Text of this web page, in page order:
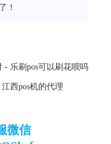
！
- 乐刷pos可以刷花呗吗
西pos机的代理
微信